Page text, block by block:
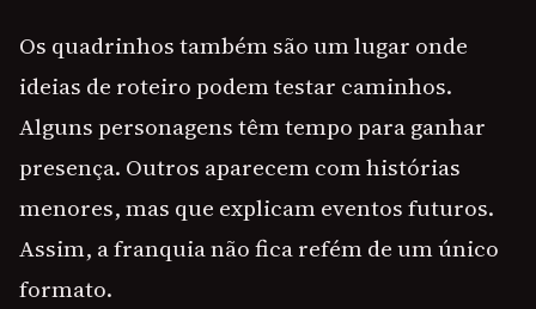
Os quadrinhos também são um lugar onde
ideias de roteiro podem testar caminhos.
Alguns personagens têm tempo para ganhar
presença. Outros aparecem com histórias
menores, mas que explicam eventos futuros.
Assim, a franquia não fica refém de um único
formato.